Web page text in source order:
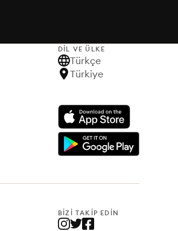
DIL VE ÜLKE
Türkçe
Türkiye
BIZI TAKIP EDIN